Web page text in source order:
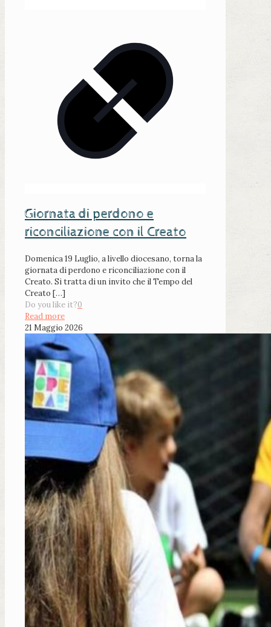
Giornata di perdono e
riconciliazione con il Creato
Domenica 19 Luglio, a livello diocesano, torna la
giornata di perdono e riconciliazione con il
Creato. Si tratta di un invito che il Tempo del
Creato […]
Do you like it?0
Read more
21 Maggio 2026